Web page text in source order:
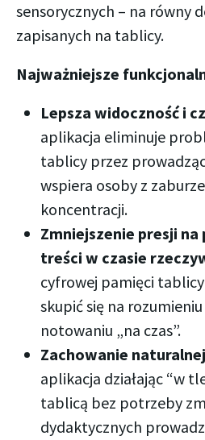
sensorycznych – na równy
zapisanych na tablicy.
Najważniejsze
Lepsza widoczność i
aplikacja eliminuje
tablicy przez
wspiera osoby z
koncentracji.
Zmniejszenie presji
treści w czasie
cyfrowej pamięci
skupić się na
notowaniu „na czas”.
Zachowanie
aplikacja działając “w
tablicą bez potrzeby
dydaktycznych